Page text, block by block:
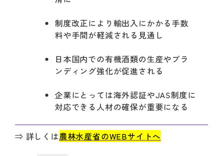
制度改正により輸出入にかかる手数
料や手間が軽減される見通し
日本国内での有機酒類の生産やブラ
ンディング強化が促進される
企業にとっては海外認証やJAS制度に
対応できる人材の確保が重要になる
⇒ 詳しくは農林水産省のWEBサイトへ